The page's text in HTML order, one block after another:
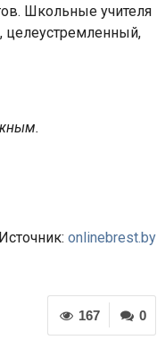
Школьные учителя
Источник: onlinebrest.by
0
167